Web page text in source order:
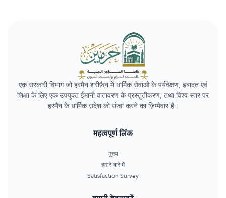
एक सरकारी विभाग जो हरमैन शरीफ़ैन में धार्मिक सेवाओं के पर्यवेक्षण, इबादत एवं
शिक्षा के लिए एक उपयुक्त ईमानी वातावरण के प्रस्तुतीकरण, तथा विश्व स्तर पर
हरमैन के धार्मिक संदेश को ऊंचा करने का ज़िम्मेवार है।
महत्वपूर्ण लिंक
मुख्य
हमारे बारे में
Satisfaction Survey